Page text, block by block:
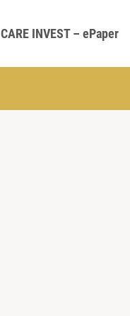
CARE INVEST – ePaper